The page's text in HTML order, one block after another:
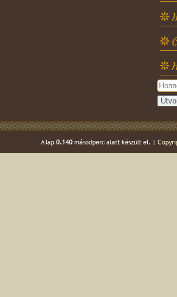
A lap 0.140másodperc alatt készült el. |